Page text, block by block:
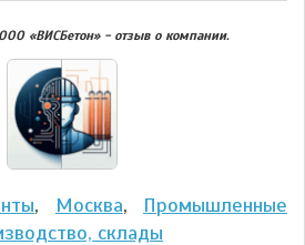
ООО «ВИСБетон» - отзыв о компании.
, Москва, Промышленные
склады